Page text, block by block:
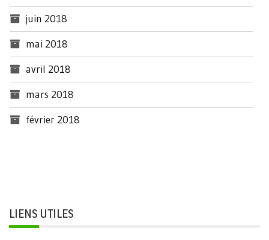
juin 2018
mai 2018
avril 2018
mars 2018
février 2018
LIENS UTILES